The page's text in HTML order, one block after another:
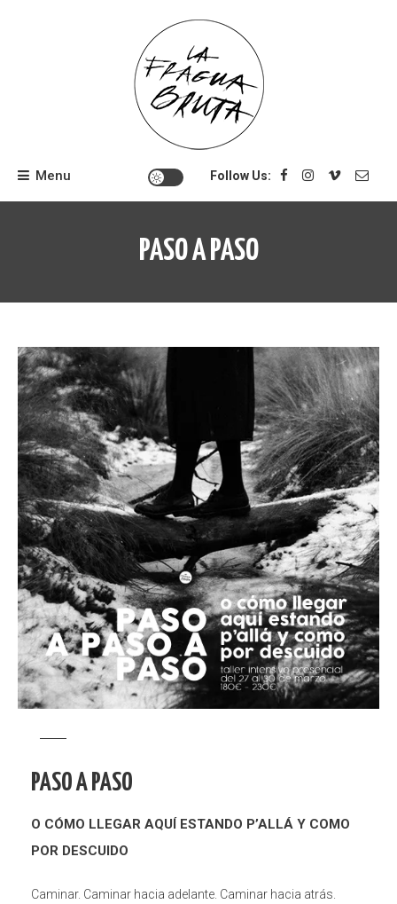
Menu Follow Us:
PASO A PASO
PASO A PASO
O CÓMO LLEGAR AQUÍ ESTANDO P’ALLÁ Y COMO
POR DESCUIDO
Caminar. Caminar hacia adelante. Caminar hacia atrás.